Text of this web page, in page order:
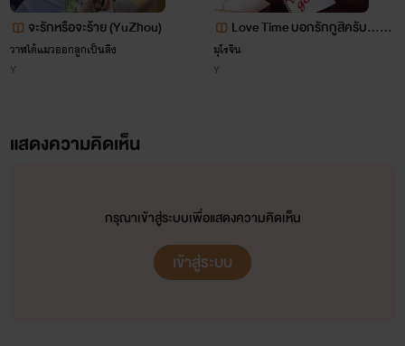
จะรักหรือจะร้าย (YuZhou)
วาฬได้แมวออกลูกเป็นลิง
Y
Love Time บอกรักกูสิครับ...ที่รั
ก
มุโรจิน
Y
แสดงความคิดเห็น
กรุณาเข้าสู่ระบบเพื่อแสดงความคิดเห็น
เข้าสู่ระบบ